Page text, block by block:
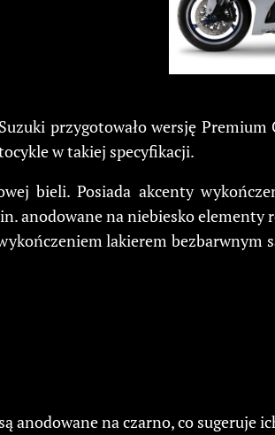
przygotowało wersję
w takiej specyfikacji.
bieli. Posiada akcenty
anodowane na niebiesko
lakierem bezbarwnym
anodowane na czarno, co sugeruje